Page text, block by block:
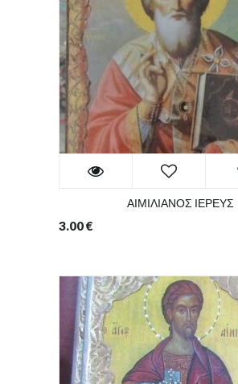
ΑΙΜΙΛΙΑΝΟΣ ΙΕΡΕΥΣ
3.00€